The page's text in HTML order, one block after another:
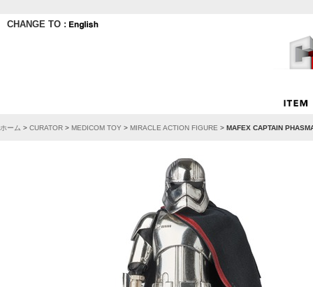
CHANGE TO :
ホーム > CURATOR > MEDICOM TOY > MIRACLE ACTION FIGURE > MAFEX CAPTAIN